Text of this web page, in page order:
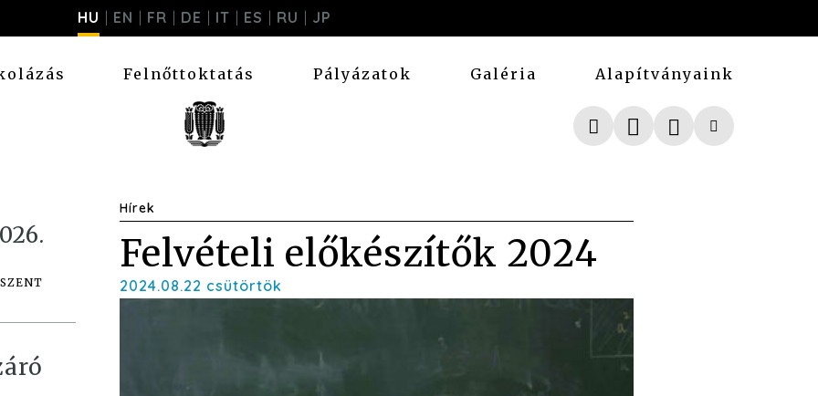
HU EN FR DE IT ES RU JP
Felnőttoktatás Pályázatok Galéria Alapítványaink
Hírek
Felvételi előkészítők 2024
2024.08.22 csütörtök